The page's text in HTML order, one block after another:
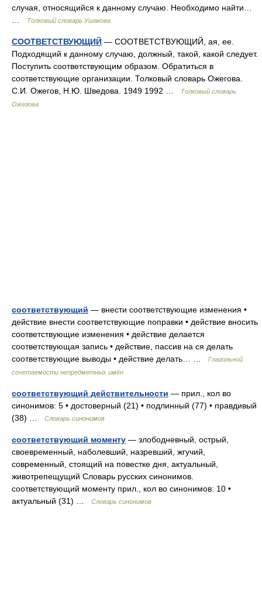
случая, относящийся к данному случаю. Необходимо найти…
Толковый словарь Ушакова
СООТВЕТСТВУЮЩИЙ — СООТВЕТСТВУЮЩИЙ, ая, ее.
Подходящий к данному случаю, должный, такой, какой следует.
Поступить соответствующим образом. Обратиться в
соответствующие организации. Толковый словарь Ожегова.
С.И. Ожегов, Н.Ю. Шведова. 1949 1992 …
Толковый словарь
Ожегова
соответствующий — внести соответствующие изменения •
действие внести соответствующие поправки • действие вносить
соответствующие изменения • действие делается
соответствующая запись • действие, пассив на ся делать
соответствующие выводы • действие делать… …
Глагольной
сочетаемости непредметных имён
соответствующий действительности — прил., кол во
синонимов: 5 • достоверный (21) • подлинный (77) • правдивый
(38) …
Словарь синонимов
соответствующий моменту — злободневный, острый,
своевременный, наболевший, назревший, жгучий,
современный, стоящий на повестке дня, актуальный,
животрепещущий Словарь русских синонимов.
соответствующий моменту прил., кол во синонимов: 10 •
актуальный (31) …
Словарь синонимов